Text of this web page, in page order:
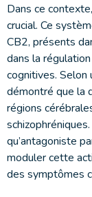
Dans ce
crucial. Ce
CB2, présents
dans la
cognitives.
démontré que la
régions
qu’antagoniste
moduler cette
des symptômes